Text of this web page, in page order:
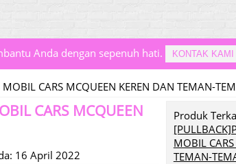
Anda dengan sepenuh hati. KONTAK KAMI
CARS MCQUEEN KEREN DAN TEMAN-
CARS MCQUEEN
16 April 2022
Produk
MOBIL
TEMAN-